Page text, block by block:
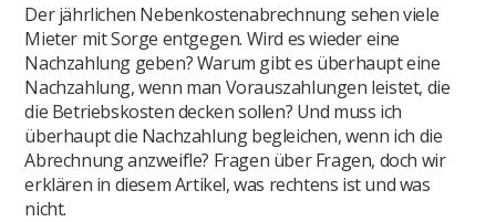
Der jährlichen Nebenkostenabrechnung sehen viele
Mieter mit Sorge entgegen. Wird es wieder eine
Nachzahlung geben? Warum gibt es überhaupt eine
Nachzahlung, wenn man Vorauszahlungen leistet, die
die Betriebskosten decken sollen? Und muss ich
überhaupt die Nachzahlung begleichen, wenn ich die
Abrechnung anzweifle? Fragen über Fragen, doch wir
erklären in diesem Artikel, was rechtens ist und was
nicht.